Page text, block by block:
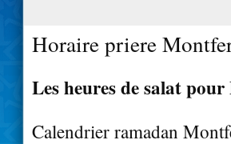
Horaire priere
Les heures de salat
Calendrier ramadan